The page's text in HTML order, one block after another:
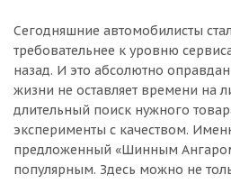
Сегодняшние автомобилисты
требовательнее к уровню
назад. И это абсолютно
жизни не оставляет времени на
длительный поиск нужного
эксперименты с качеством.
предложенный «Шинным
популярным. Здесь можно не